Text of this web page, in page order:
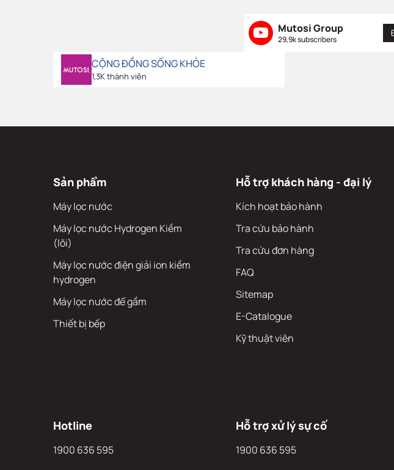
Mutosi Group
29,9k subscribers
CỘNG ĐỒNG SỐNG KHỎE
1,3K thành viên
Sản phẩm
Máy lọc nước
Máy lọc nước Hydrogen Kiềm
(lõi)
Máy lọc nước điện giải ion kiềm
hydrogen
Máy lọc nước để gầm
Thiết bị bếp
Hỗ trợ khách hàng - đại lý
Kích hoạt bảo hành
Tra cứu bảo hành
Tra cứu đơn hàng
FAQ
Sitemap
E-Catalogue
Kỹ thuật viên
Hotline
1900 636 595
Hỗ trợ xử lý sự cố
1900 636 595